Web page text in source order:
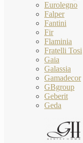
Eurolegno
Falper
Fantini
Fir
Flaminia
Fratelli Tosi
Gaia
Galassia
Gamadecor
GBgroup
Geberit
Geda